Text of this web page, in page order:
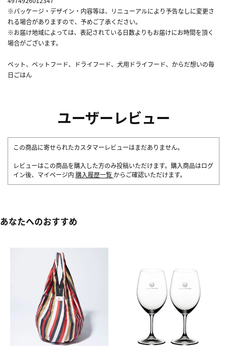
※パッケージ・デザイン・内容等は、リニューアルにより予告なしに変更さ
れる場合がありますので、予めご了承ください。
※お届け地域によっては、表記されている日数よりもお届けにお時間を頂く
場合がございます。
ペット、ペットフード、ドライフード、犬用ドライフード、からだ想いの毎
日ごはん
ユーザーレビュー
この商品に寄せられたカスタマーレビューはまだありません。
レビューはこの商品を購入した方のみ投稿いただけます。購入商品はログ
イン後、マイページ内 購入履歴一覧 からご確認いただけます。
あなたへのおすすめ